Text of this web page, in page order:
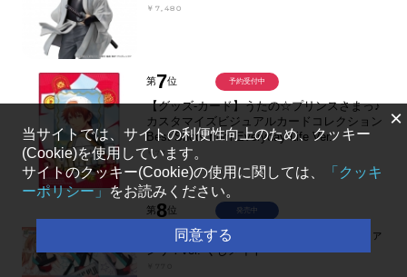
￥7,480
第7位
【グッズ-カード】うたの☆プリンスさまっ♪
カスタマイズビジュアルカードコレクション
Best Shots from Everyday Life Ver.
￥770
予約受付中
第8位
【くじメイト】映画『超かぐや姫！』超ファ
ンサ！ver. くじメイト
発売中
×
当サイトでは、サイトの利便性向上のため、クッキー
(Cookie)を使用しています。
サイトのクッキー(Cookie)の使用に関しては、
「クッキ
ーポリシー」をお読みください。
同意する